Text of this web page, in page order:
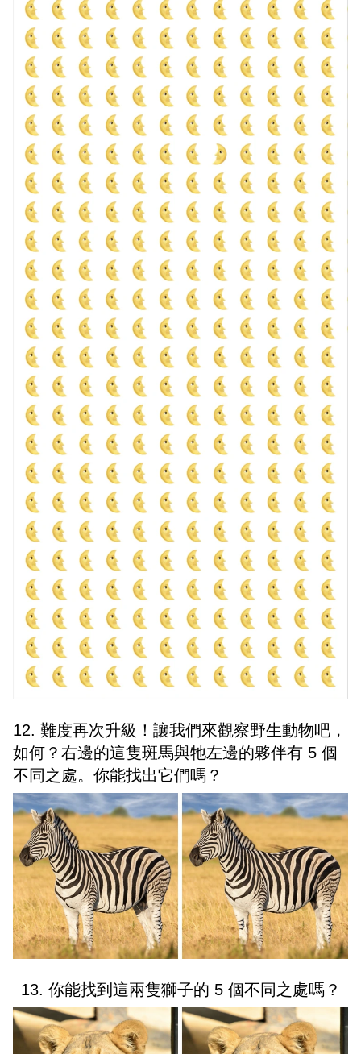
12. 難度再次升級！讓我們來觀察野生動物吧，
如何？右邊的這隻斑馬與牠左邊的夥伴有 5 個
不同之處。你能找出它們嗎？
13. 你能找到這兩隻獅子的 5 個不同之處嗎？